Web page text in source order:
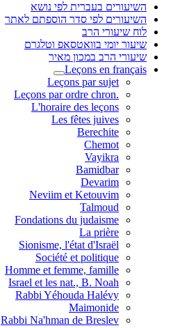
השיעורים בעברית לפי נושא
השיעורים לפי סדר הוספתם לאתר
לוח שיעורי הרב
שיעור יומי בוואטסאפ וטלגרם
שיעורי הרב במכון מאיר
Leçons en français
Leçons par sujet
.Leçons par ordre chron
L'horaire des leçons
Les fêtes juives
Berechite
Chemot
Vayikra
Bamidbar
Devarim
Neviim et Ketouvim
Talmoud
Fondations du judaisme
La prière
Sionisme, l'état d'Israël
Société et politique
Homme et femme, famille
Israel et les nat., B. Noah
Rabbi Yéhouda Halévy
Maimonide
Rabbi Na'hman de Breslev